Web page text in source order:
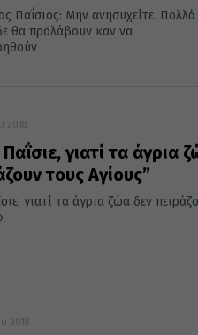
Παΐσιος: Μην ανησυχείτε. Πολλά
θα προλάβουν καν να
2018
γιατί τα άγρια
τους Αγίους”
γιατί τα άγρια ζώα δεν
2018